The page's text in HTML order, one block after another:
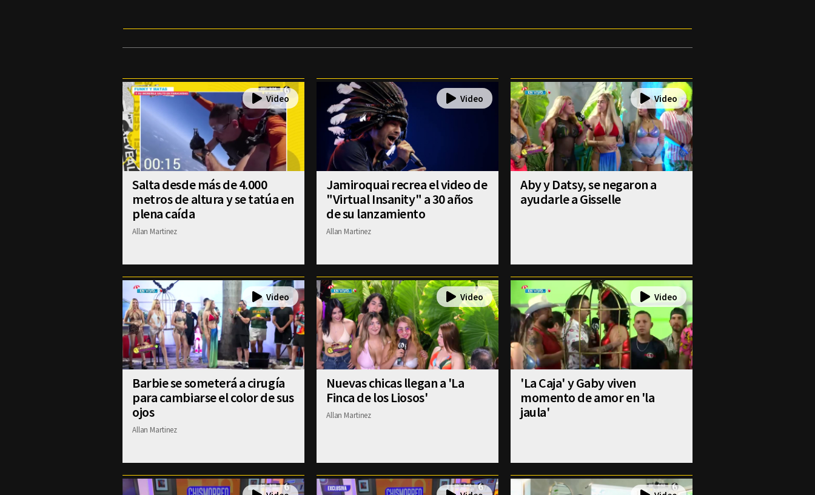
Salta desde más de 4.000
metros de altura y se tatúa en
plena caída
Allan Martinez
Jamiroquai recrea el video de
"Virtual Insanity" a 30 años
de su lanzamiento
Allan Martinez
Aby y Datsy, se negaron a
ayudarle a Gisselle
Barbie se someterá a cirugía
para cambiarse el color de sus
ojos
Allan Martinez
Nuevas chicas llegan a 'La
Finca de los Liosos'
Allan Martinez
'La Caja' y Gaby viven
momento de amor en 'la
jaula'